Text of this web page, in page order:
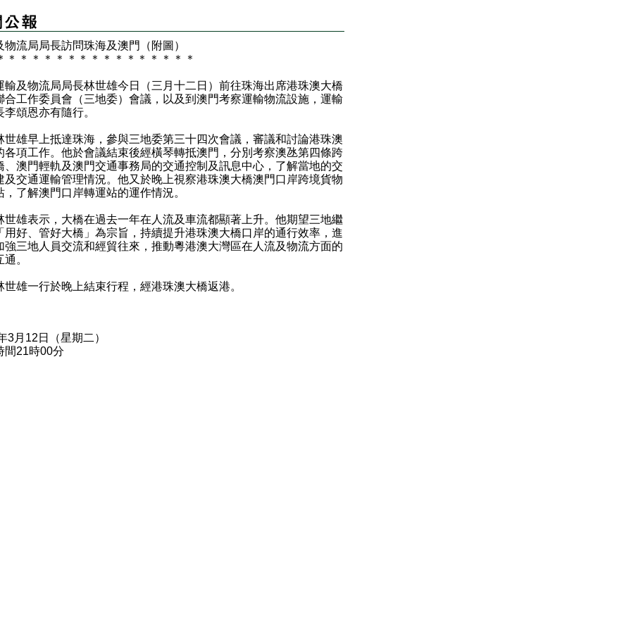
物流局局長訪問珠海及澳門（附圖）
＊ ＊ ＊ ＊ ＊ ＊ ＊ ＊ ＊ ＊ ＊ ＊ ＊ ＊ ＊ ＊
物流局局長林世雄今日（三月十二日）前往珠海出席港珠澳大橋
合工作委員會（三地委）會議，以及到澳門考察運輸物流設施，運輸
李頌恩亦有隨行。
早上抵達珠海，參與三地委第三十四次會議，審議和討論港珠澳
各項工作。他於會議結束後經橫琴轉抵澳門，分別考察澳氹第四條跨
、澳門輕軌及澳門交通事務局的交通控制及訊息中心，了解當地的交
及交通運輸管理情況。他又於晚上視察港珠澳大橋澳門口岸跨境貨物
，了解澳門口岸轉運站的運作情況。
表示，大橋在過去一年在人流及車流都顯著上升。他期望三地繼
用好、管好大橋」為宗旨，持續提升港珠澳大橋口岸的通行效率，進
強三地人員交流和經貿往來，推動粵港澳大灣區在人流及物流方面的
。
一行於晚上結束行程，經港珠澳大橋返港。
3月12日（星期二）
間21時00分